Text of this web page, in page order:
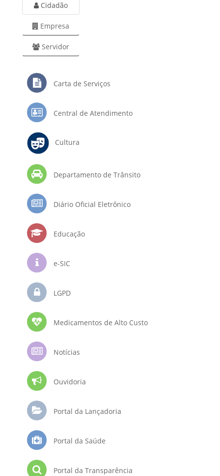
Cidadão
Empresa
Servidor
Carta de Serviços
Central de Atendimento
Cultura
Departamento de Trânsito
Diário Oficial Eletrônico
Educação
e-SIC
LGPD
Medicamentos de Alto Custo
Notícias
Ouvidoria
Portal da Lançadoria
Portal da Saúde
Portal da Transparência